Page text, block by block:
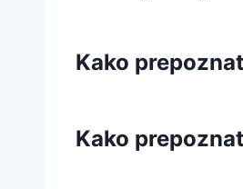
Kako
Kako